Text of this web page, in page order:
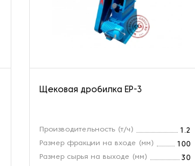
Щековая дробилка EP-3
Производительность (т/ч)
1.2
Размер фракции на входе (мм)
100
Размер сырья на выходе (мм)
30